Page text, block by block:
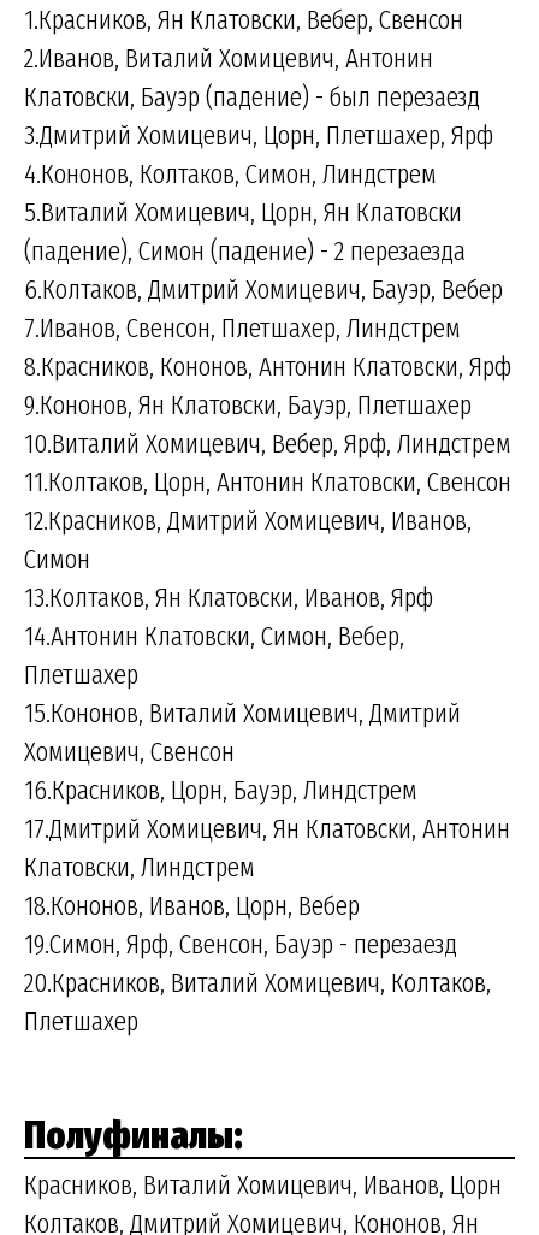
1.Красников, Ян Клатовски, Вебер, Свенсон
2.Иванов, Виталий Хомицевич, Антонин
Клатовски, Бауэр (падение) - был перезаезд
3.Дмитрий Хомицевич, Цорн, Плетшахер, Ярф
4.Кононов, Колтаков, Симон, Линдстрем
5.Виталий Хомицевич, Цорн, Ян Клатовски
(падение), Симон (падение) - 2 перезаезда
6.Колтаков, Дмитрий Хомицевич, Бауэр, Вебер
7.Иванов, Свенсон, Плетшахер, Линдстрем
8.Красников, Кононов, Антонин Клатовски, Ярф
9.Кононов, Ян Клатовски, Бауэр, Плетшахер
10.Виталий Хомицевич, Вебер, Ярф, Линдстрем
11.Колтаков, Цорн, Антонин Клатовски, Свенсон
12.Красников, Дмитрий Хомицевич, Иванов,
Симон
13.Колтаков, Ян Клатовски, Иванов, Ярф
14.Антонин Клатовски, Симон, Вебер,
Плетшахер
15.Кононов, Виталий Хомицевич, Дмитрий
Хомицевич, Свенсон
16.Красников, Цорн, Бауэр, Линдстрем
17.Дмитрий Хомицевич, Ян Клатовски, Антонин
Клатовски, Линдстрем
18.Кононов, Иванов, Цорн, Вебер
19.Симон, Ярф, Свенсон, Бауэр - перезаезд
20.Красников, Виталий Хомицевич, Колтаков,
Плетшахер
Полуфиналы:
Красников, Виталий Хомицевич, Иванов, Цорн
Колтаков, Дмитрий Хомицевич, Кононов, Ян